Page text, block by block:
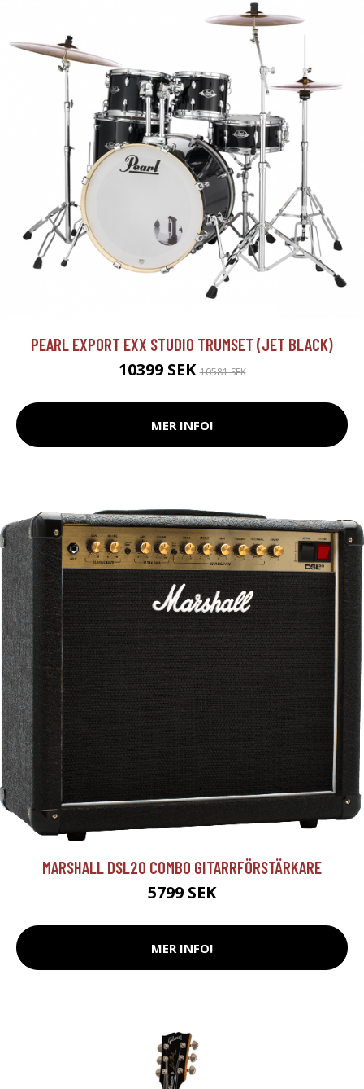
PEARL EXPORT EXX STUDIO TRUMSET (JET BLACK)
10399 SEK10581 SEK
MER INFO!
MARSHALL DSL20 COMBO GITARRFÖRSTÄRKARE
5799 SEK
MER INFO!